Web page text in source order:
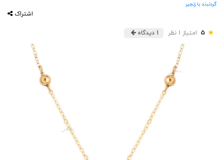
گردنبند با زنجیر
اشتراک
★
5 امتیاز 1 نظر 1 دیدگاه